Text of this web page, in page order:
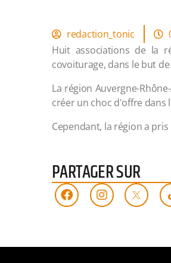
redaction_tonic
Huit associations de la
covoiturage, dans le but
La région Auvergne-
créer un choc d'offre dans
Cependant, la région a
PARTAGER SUR